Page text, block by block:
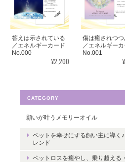
ありがとうございました✨ また機会
ます。
この度はご購入
うございました
ようで嬉しいで
2022/05/30
答えは示されている
／エネルギーカード
No.000
¥2,200
傷は癒されつつ
／エネルギー
No.001
CATEGORY
願いが叶うメモリーオイル
ペットを幸せにする飼い主に導く
レンド
ペットロスを癒やし、乗り越える